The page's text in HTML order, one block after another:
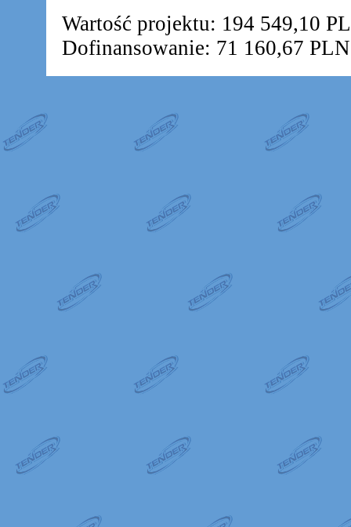
Wartość projektu: 194 549,10
Dofinansowanie: 71 160,67 PLN